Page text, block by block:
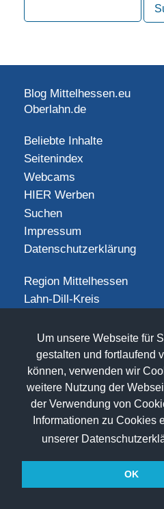
Um unsere Webseite für
gestalten und fortlaufend
können, verwenden wir
weitere Nutzung der
der Verwendung von
Informationen zu Cookies
unserer
OK
Blog Mittelhessen.eu
Oberlahn.de
Beliebte Inhalte
Seitenindex
Webcams
HIER Werben
Suchen
Impressum
Datenschutzerklärung
Region Mittelhessen
Lahn-Dill-Kreis
Landkreis Limburg-
Landkreis Marburg-
Vogelsbergkreis
SOCIAL